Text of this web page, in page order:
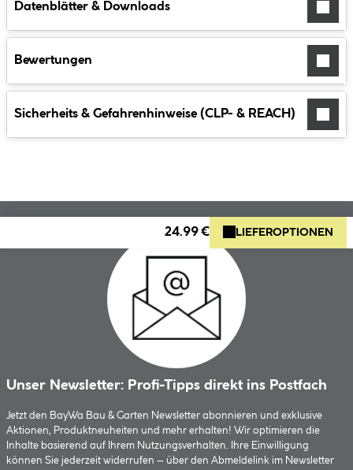
Datenblätter & Downloads
Bewertungen
Sicherheits & Gefahrenhinweise (CLP- & REACH)
24.99 € LIEFEROPTIONEN
Unser Newsletter: Profi-Tipps direkt ins Postfach
Jetzt den BayWa Bau & Garten Newsletter abonnieren und exklusive
Aktionen, Produktneuheiten und mehr erhalten! Wir optimieren die
Inhalte basierend auf Ihrem Nutzungsverhalten. Ihre Einwilligung
können Sie jederzeit widerrufen – über den Abmeldelink im Newsletter